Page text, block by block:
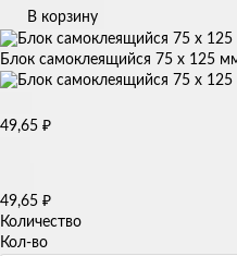
В корзину
Блок самоклеящийся 75 х 125
49,65 ₽
49,65 ₽
Количество
Кол-во